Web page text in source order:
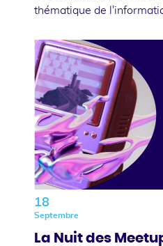
thématique de
18
Septembre
La Nuit des